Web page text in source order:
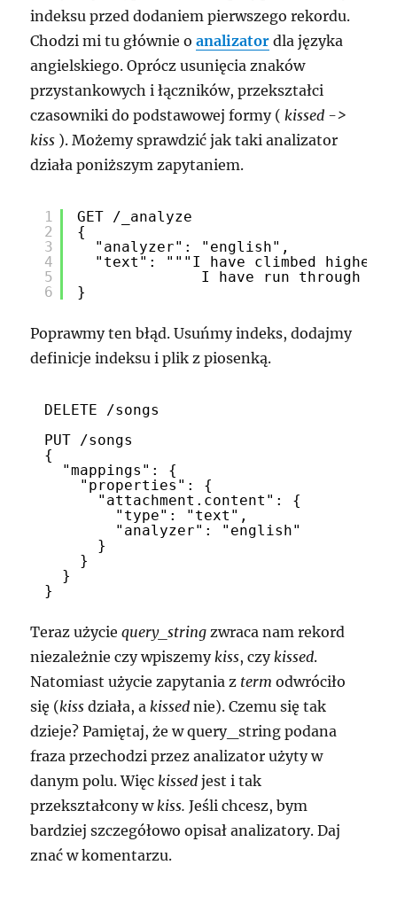
indeksu przed dodaniem pierwszego rekordu.
Chodzi mi tu głównie oanalizator dla języka
angielskiego. Oprócz usunięcia znaków
przystankowych i łączników, przekształci
czasowniki do podstawowej formy ( kissed ->
kiss ). Możemy sprawdzić jak taki analizator
działa poniższym zapytaniem.
1
2
3
4
5
6
GET /_analyze
{
"analyzer": "english",
"text": """I have climbed highest
I have run through
}
Poprawmy ten błąd. Usuńmy indeks, dodajmy
definicje indeksu i plik z piosenką.
DELETE /songs
PUT /songs
{
"mappings": {
"properties": {
"attachment.content": {
"type": "text",
"analyzer": "english"
}
}
}
}
Teraz użyciequery_string zwraca nam rekord
niezależnie czy wpiszemy kiss, czy kissed.
Natomiast użycie zapytania z term odwróciło
się (kiss działa, a kissed nie). Czemu się tak
dzieje? Pamiętaj, że w query_string podana
fraza przechodzi przez analizator użyty w
danym polu. Więc kissed jest i tak
przekształcony w kiss. Jeśli chcesz, bym
bardziej szczegółowo opisał analizatory. Daj
znać w komentarzu.